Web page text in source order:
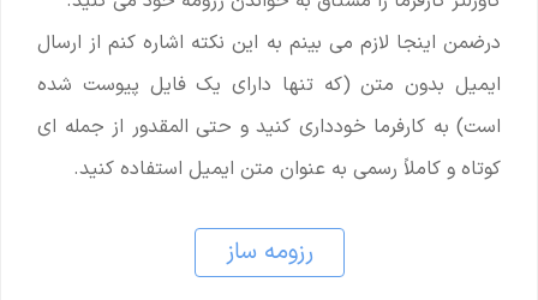
درضمن اینجا لازم می بینم به این نکته اشاره کنم از ارسال
ایمیل بدون متن (که تنها دارای یک فایل پیوست شده
است) به کارفرما خودداری کنید و حتی المقدور از جمله ای
کوتاه و کاملاً رسمی به عنوان متن ایمیل استفاده کنید.
رزومه ساز